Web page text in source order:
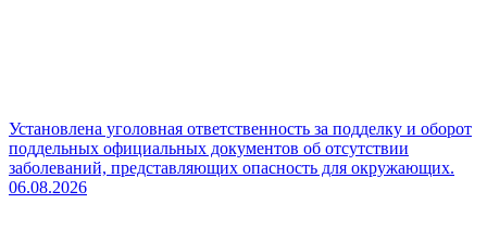
Установлена уголовная ответственность за подделку и оборот
поддельных официальных документов об отсутствии
заболеваний, представляющих опасность для окружающих.
06.08.2026